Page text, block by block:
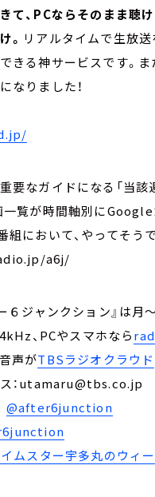
て、PCならそのまま聴
。 リアルタイムで生放
きる神サービスです。ま
うになりました！
要なガイドになる「当
一覧が時間軸別に
番組において、やっ
a6j/
６ジャンクション』は月
、PCやスマホなら
声がTBSラジオクラウド
：utamaru@tbs.co.jp
@after6junction
イムスター宇多丸のウィ